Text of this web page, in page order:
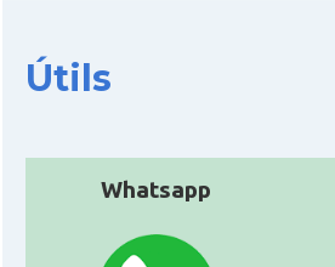
Útils
Whatsapp